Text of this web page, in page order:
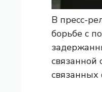
В пресс-
борьбе с
связанной
связанных